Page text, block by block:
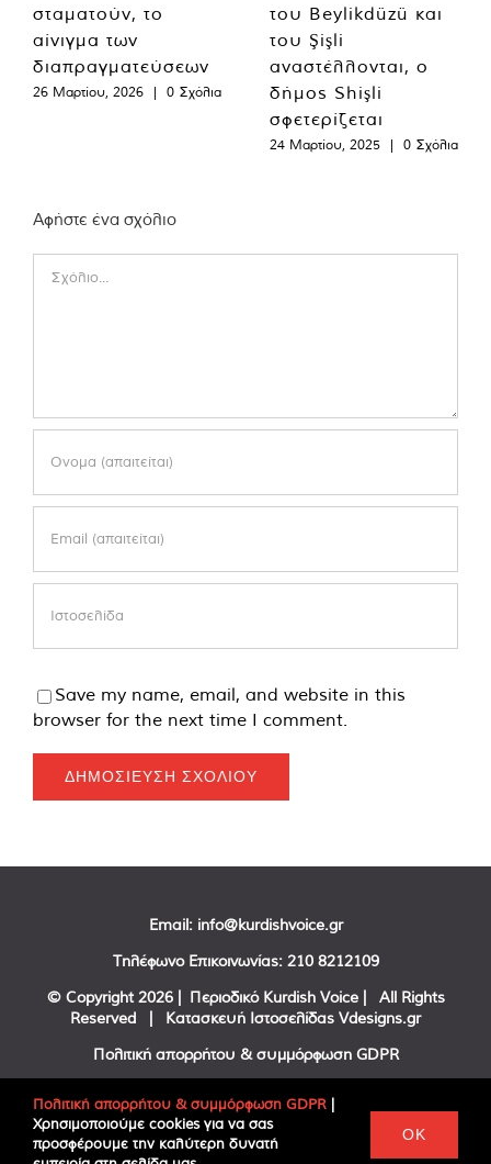
σταματούν, το
αίνιγμα των
διαπραγματεύσεων
26 Μαρτίου, 2026 | 0 Σχόλια
του Beylikdüzü και
του Şişli
αναστέλλονται, ο
δήμος Shişli
σφετερίζεται
24 Μαρτίου, 2025 | 0 Σχόλια
Αφήστε ένα σχόλιο
Save my name, email, and website in this
browser for the next time I comment.
Email: info@kurdishvoice.gr
Τηλέφωνο Επικοινωνίας: 210 8212109
© Copyright 2026 | Περιοδικό Kurdish Voice | All Rights
Reserved | Κατασκευή Ιστοσελίδας Vdesigns.gr
Πολιτική απορρήτου & συμμόρφωση GDPR
FacebookTwitter
Πολιτική απορρήτου & συμμόρφωση GDPR |
Χρησιμοποιούμε cookies για να σας
προσφέρουμε την καλύτερη δυνατή
OK